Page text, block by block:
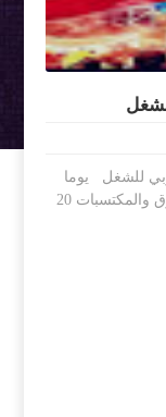
المغربي للشغل يوما